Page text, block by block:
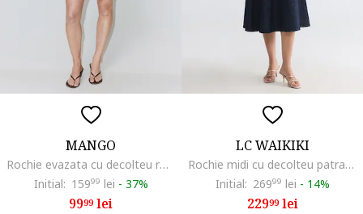
MANGO
Rochie evazata cu decolteu rotund, Bleumarin
Initial: 15999 lei - 37%
9999lei
LC WAIKIKI
Rochie midi cu decolteu patrat, Albastru ultramarin
Initial: 26999 lei - 14%
22999lei